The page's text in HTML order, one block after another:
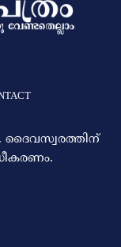
ദൈവസ്വരത്തിന്‌